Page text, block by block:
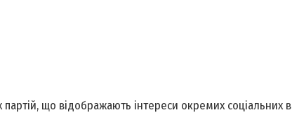
що відображають інтереси окремих соціальних